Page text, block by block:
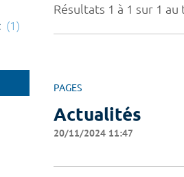
Résultats 1 à 1 sur 1 au
PAGES
Actualités
20/11/2024 11:47
(1)